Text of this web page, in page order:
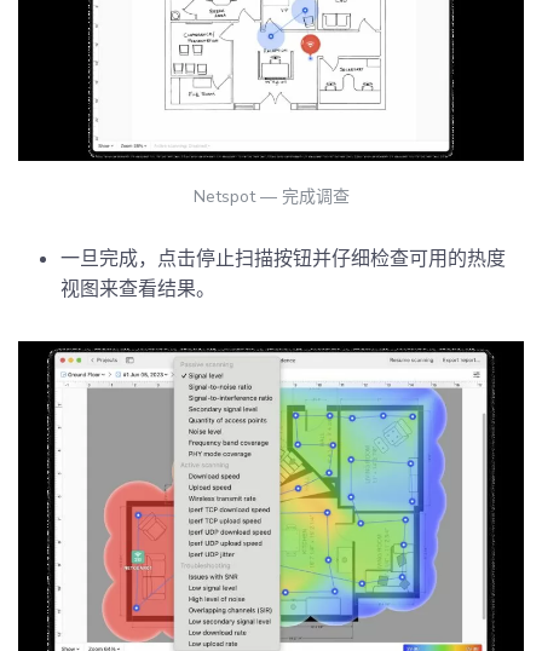
Netspot — 完成调查
一旦完成，点击停止扫描按钮并仔细检查可用的热度
视图来查看结果。